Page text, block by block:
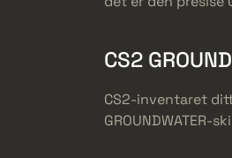
CS2
CS2-inventaret